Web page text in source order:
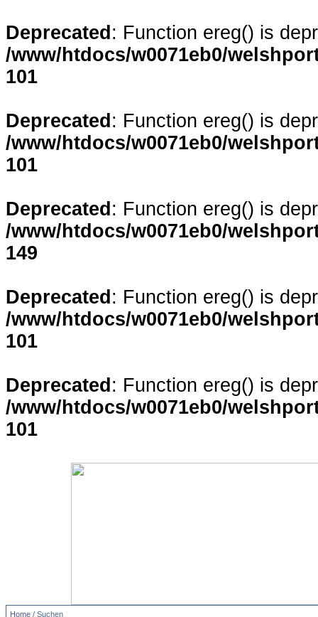
Deprecated : Function ereg() is
/www/htdocs/w0071eb0/
101
Deprecated : Function ereg() is
/www/htdocs/w0071eb0/
101
Deprecated : Function ereg() is
/www/htdocs/w0071eb0/
149
Deprecated : Function ereg() is
/www/htdocs/w0071eb0/
101
Deprecated : Function ereg() is
/www/htdocs/w0071eb0/
101
Home / Suchen